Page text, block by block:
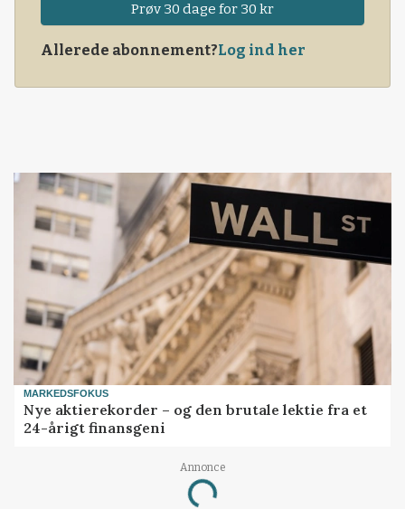
Prøv 30 dage for 30 kr
Allerede abonnement?Log ind her
MARKEDSFOKUS
Nye aktierekorder – og den brutale lektie fra et
24-årigt finansgeni
Annonce
Loading...